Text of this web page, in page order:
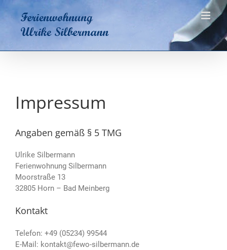
Inhalt
springen
Impressum
Angaben gemäß § 5 TMG
Ulrike Silbermann
Ferienwohnung Silbermann
Moorstraße 13
32805 Horn – Bad Meinberg
Kontakt
Telefon: +49 (05234) 99544
E-Mail: kontakt@fewo-silbermann.de